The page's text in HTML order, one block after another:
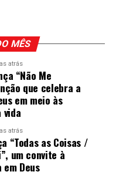
MÊS
atrás
“Não Me
que celebra a
em meio às
vida
atrás
“Todas as Coisas /
um convite à
Deus